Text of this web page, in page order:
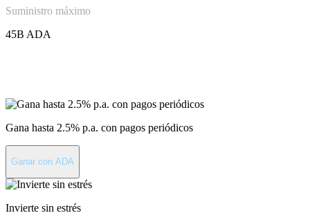
Suministro máximo
45B ADA
Gana hasta 2.5% p.a. con pagos periódicos
Ganar con ADA
Invierte sin estrés